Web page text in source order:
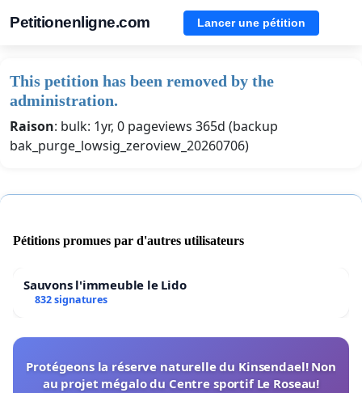
Petitionenligne.com Lancer une pétition
This petition has been removed by the
administration.
Raison: bulk: 1yr, 0 pageviews 365d (backup
bak_purge_lowsig_zeroview_20260706)
Pétitions promues par d'autres utilisateurs
Sauvons l'immeuble le Lido
832 signatures
Protégeons la réserve naturelle du Kinsendael! Non
au projet mégalo du Centre sportif Le Roseau!